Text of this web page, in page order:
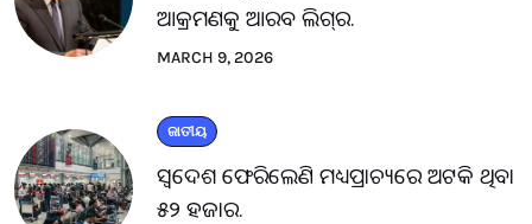
ଆକ୍ରମଣକୁ ଆରବ ଲିଗ୍‌ର.
MARCH 9, 2026
ଜାତୀୟ
ସ୍ବଦେଶ ଫେରିଲେଣି ମଧ୍ୟପ୍ରାଚ୍ୟରେ ଅଟକି ଥିବା
୫୨ ହଜାର.